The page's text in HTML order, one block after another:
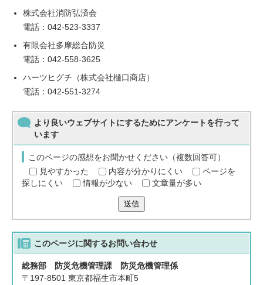
株式会社消防弘済会
電話：042-523-3337
有限会社多摩総合防災
電話：042-558-3625
ハーツヒグチ（株式会社樋口商店）
電話：042-551-3274
より良いウェブサイトにするためにアンケートを行って
います
このページの感想をお聞かせください（複数回答可）
見やすかった
内容が分かりにくい
ページを
探しにくい
情報が少ない 文章量が多い
送信
このページに関するお問い合わせ
総務部 防災危機管理課 防災危機管理係
〒197-8501 東京都福生市本町5